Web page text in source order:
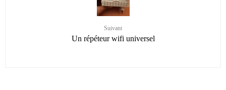
Suivant
Un répéteur wifi universel